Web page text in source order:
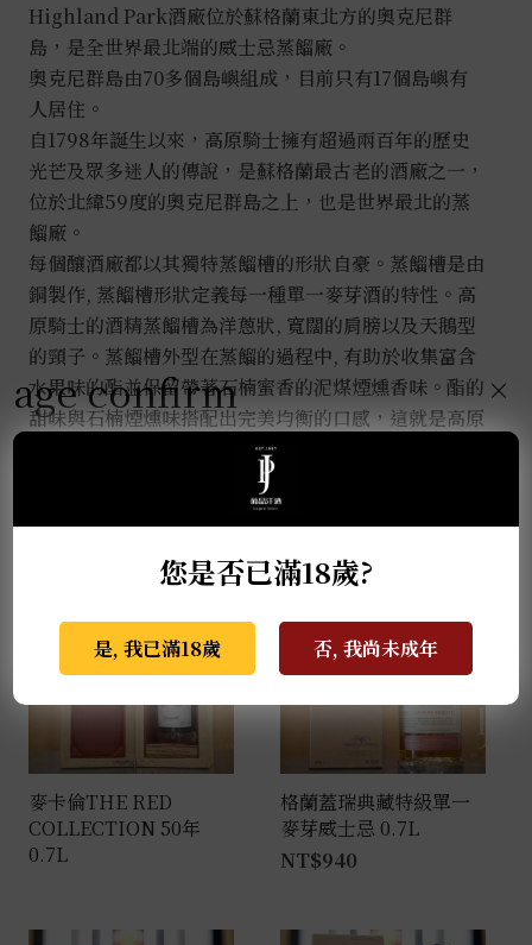
Highland Park酒廠位於蘇格蘭東北方的奧克尼群
島，是全世界最北端的威士忌蒸餾廠。
奧克尼群島由70多個島嶼組成，目前只有17個島嶼有
人居住。
自1798年誕生以來，高原騎士擁有超過兩百年的歷史
光芒及眾多迷人的傳說，是蘇格蘭最古老的酒廠之一，
位於北緯59度的奧克尼群島之上，也是世界最北的蒸
餾廠。
每個釀酒廠都以其獨特蒸餾槽的形狀自豪。蒸餾槽是由
銅製作, 蒸餾槽形狀定義每一種單一麥芽酒的特性。高
原騎士的酒精蒸餾槽為洋蔥狀, 寬闊的肩膀以及天鵝型
的頸子。蒸餾槽外型在蒸餾的過程中, 有助於收集富含
水果味的酯並保留帶著石楠蜜香的泥煤煙燻香味。酯的
甜味與石楠煙燻味搭配出完美均衡的口感，這就是高原
騎士威士忌享譽全球的特色。
推薦商品
麥卡倫THE RED
COLLECTION 50年
0.7L
格蘭蓋瑞典藏特級單一
麥芽威士忌 0.7L
NT$940
age confirm
您是否已滿18歲?
是, 我已滿18歲 否, 我尚未成年
×